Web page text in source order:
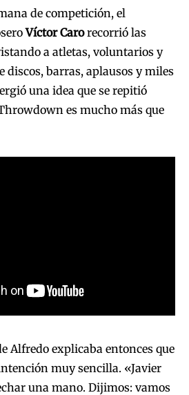
de competición, el
Víctor Carorecorrió las
a atletas, voluntarios y
discos, barras, aplausos y miles
una idea que se repitió
es mucho más que
Alfredo explicaba entonces que
muy sencilla. «Javier
una mano. Dijimos: vamos